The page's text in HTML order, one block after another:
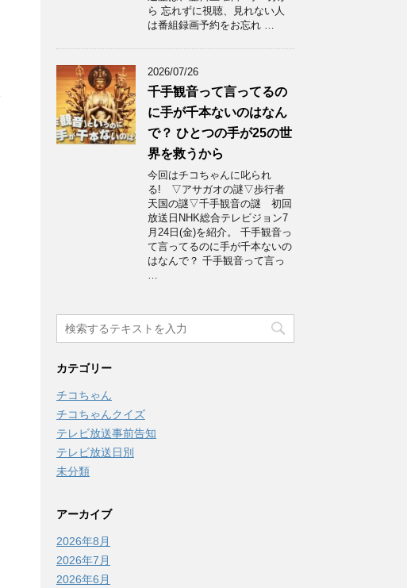
ら 忘れずに視聴、見れない人
は番組録画予約をお忘れ …
2026/07/26
千手観音って言ってるの
に手が千本ないのはなん
で？ ひとつの手が25の世
界を救うから
今回はチコちゃんに叱られ
る! ▽アサガオの謎▽歩行者
天国の謎▽千手観音の謎 初回
放送日NHK総合テレビジョン7
月24日(金)を紹介。 千手観音っ
て言ってるのに手が千本ないの
はなんで？ 千手観音って言っ
…
カテゴリー
チコちゃん
チコちゃんクイズ
テレビ放送事前告知
テレビ放送日別
未分類
アーカイブ
2026年8月
2026年7月
2026年6月